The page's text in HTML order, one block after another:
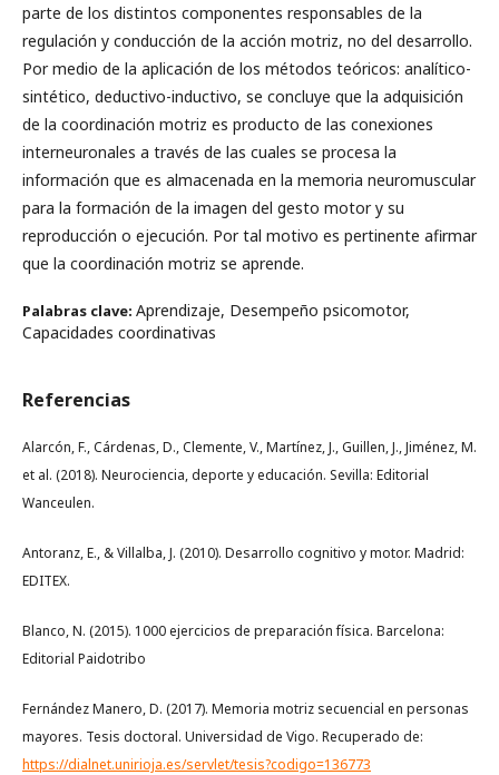
parte de los distintos componentes responsables de la
regulación y conducción de la acción motriz, no del desarrollo.
Por medio de la aplicación de los métodos teóricos: analítico-
sintético, deductivo-inductivo, se concluye que la adquisición
de la coordinación motriz es producto de las conexiones
interneuronales a través de las cuales se procesa la
información que es almacenada en la memoria neuromuscular
para la formación de la imagen del gesto motor y su
reproducción o ejecución. Por tal motivo es pertinente afirmar
que la coordinación motriz se aprende.
Palabras clave: Aprendizaje, Desempeño psicomotor,
Capacidades coordinativas
Referencias
Alarcón, F., Cárdenas, D., Clemente, V., Martínez, J., Guillen, J., Jiménez, M.
et al. (2018). Neurociencia, deporte y educación. Sevilla: Editorial
Wanceulen.
Antoranz, E., & Villalba, J. (2010). Desarrollo cognitivo y motor. Madrid:
EDITEX.
Blanco, N. (2015). 1000 ejercicios de preparación física. Barcelona:
Editorial Paidotribo
Fernández Manero, D. (2017). Memoria motriz secuencial en personas
mayores. Tesis doctoral. Universidad de Vigo. Recuperado de:
https://dialnet.unirioja.es/servlet/tesis?codigo=136773